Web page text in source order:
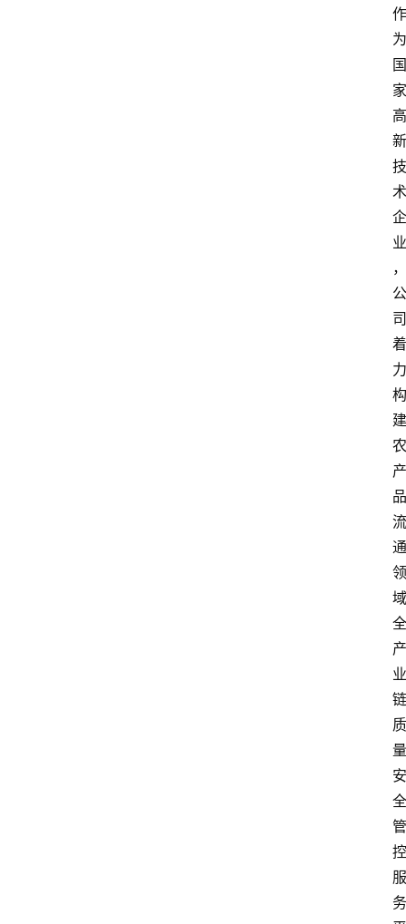
作
为
国
家
高
新
技
术
企
业
，
公
司
着
力
构
建
农
产
品
流
通
领
域
全
产
业
链
质
量
安
全
管
控
服
务